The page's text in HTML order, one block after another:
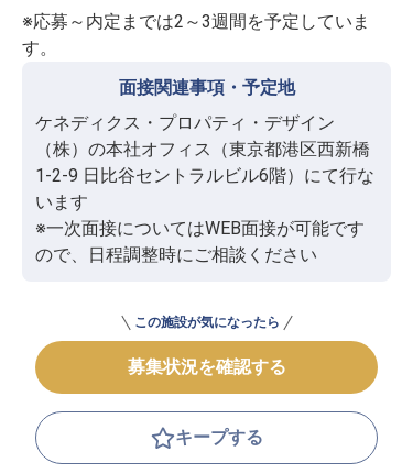
※応募～内定までは2～3週間を予定していま
す。
面接関連事項・予定地
ケネディクス・プロパティ・デザイン
（株）の本社オフィス（東京都港区西新橋
1-2-9 日比谷セントラルビル6階）にて行な
います
※一次面接についてはWEB面接が可能です
ので、日程調整時にご相談ください
この施設が気になったら
募集状況を確認する
キープする